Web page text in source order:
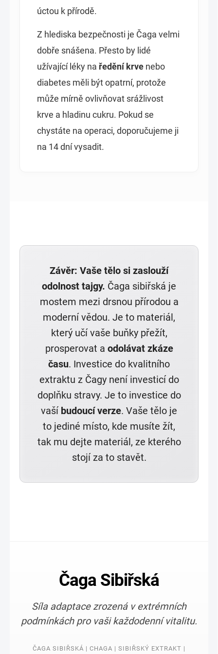
úctou k přírodě.
Z hlediska bezpečnosti je Čaga velmi
dobře snášena. Přesto by lidé
užívající léky na ředění krve nebo
diabetes měli být opatrní, protože
může mírně ovlivňovat srážlivost
krve a hladinu cukru. Pokud se
chystáte na operaci, doporučujeme ji
na 14 dní vysadit.
Závěr: Vaše tělo si zaslouží
odolnost tajgy. Čaga sibiřská je
mostem mezi drsnou přírodou a
moderní vědou. Je to materiál,
který učí vaše buňky přežít,
prosperovat a odolávat zkáze
času. Investice do kvalitního
extraktu z Čagy není investicí do
doplňku stravy. Je to investice do
vaší budoucí verze. Vaše tělo je
to jediné místo, kde musíte žít,
tak mu dejte materiál, ze kterého
stojí za to stavět.
Čaga Sibiřská
Síla adaptace zrozená v extrémních
podmínkách pro vaši každodenní vitalitu.
ČAGA SIBIŘSKÁ | CHAGA | SIBIŘSKÝ EXTRAKT |